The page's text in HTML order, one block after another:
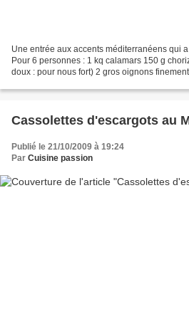
Une entrée aux accents méditerranéens qui
Pour 6 personnes : 1 kq calamars 150 g
doux : pour nous fort) 2 gros oignons
Cassolettes d'escargots au
Publié le 21/10/2009 à 19:24
Par Cuisine passion